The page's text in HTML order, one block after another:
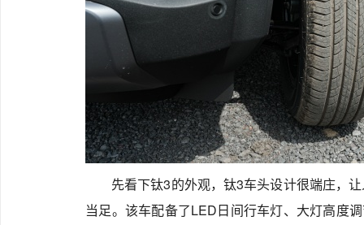
先看下钛3的外观，钛3车头设计很端庄，
当足。该车配备了LED日间行车灯、大灯高度